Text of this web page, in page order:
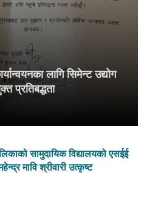
लागि सिमेन्ट उद्योग
प्रतिबद्धता
सामुदायिक विद्यालयको एसईई
मावि श्रीवारी उत्कृष्ट